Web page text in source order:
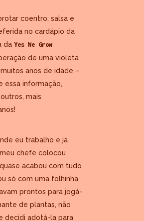
coentro, salsa e
no cardápio da
da Yes We Grow
de uma violeta
anos de idade –
essa informação,
mais
eu trabalho e já
chefe colocou
acabou com tudo
só com uma folhinha
prontos para jogá-
de plantas, não
decidi adotá-la para